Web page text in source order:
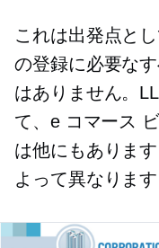
これは出発点と
の登録に必要な
はありません。
て、e コマース
は他にもありま
よって異なります